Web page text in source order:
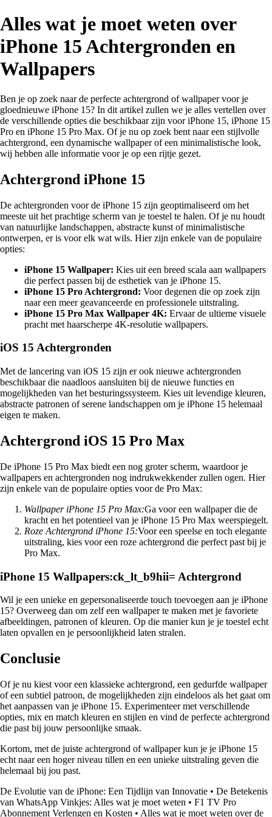
Alles wat je moet weten over
iPhone 15 Achtergronden en
Wallpapers
Ben je op zoek naar de perfecte achtergrond of wallpaper voor je
gloednieuwe iPhone 15? In dit artikel zullen we je alles vertellen over
de verschillende opties die beschikbaar zijn voor iPhone 15, iPhone 15
Pro en iPhone 15 Pro Max. Of je nu op zoek bent naar een stijlvolle
achtergrond, een dynamische wallpaper of een minimalistische look,
wij hebben alle informatie voor je op een rijtje gezet.
Achtergrond iPhone 15
De achtergronden voor de iPhone 15 zijn geoptimaliseerd om het
meeste uit het prachtige scherm van je toestel te halen. Of je nu houdt
van natuurlijke landschappen, abstracte kunst of minimalistische
ontwerpen, er is voor elk wat wils. Hier zijn enkele van de populaire
opties:
iPhone 15 Wallpaper: Kies uit een breed scala aan wallpapers
die perfect passen bij de esthetiek van je iPhone 15.
iPhone 15 Pro Achtergrond: Voor degenen die op zoek zijn
naar een meer geavanceerde en professionele uitstraling.
iPhone 15 Pro Max Wallpaper 4K: Ervaar de ultieme visuele
pracht met haarscherpe 4K-resolutie wallpapers.
iOS 15 Achtergronden
Met de lancering van iOS 15 zijn er ook nieuwe achtergronden
beschikbaar die naadloos aansluiten bij de nieuwe functies en
mogelijkheden van het besturingssysteem. Kies uit levendige kleuren,
abstracte patronen of serene landschappen om je iPhone 15 helemaal
eigen te maken.
Achtergrond iOS 15 Pro Max
De iPhone 15 Pro Max biedt een nog groter scherm, waardoor je
wallpapers en achtergronden nog indrukwekkender zullen ogen. Hier
zijn enkele van de populaire opties voor de Pro Max:
Wallpaper iPhone 15 Pro Max:Ga voor een wallpaper die de
kracht en het potentieel van je iPhone 15 Pro Max weerspiegelt.
Roze Achtergrond iPhone 15:Voor een speelse en toch elegante
uitstraling, kies voor een roze achtergrond die perfect past bij je
Pro Max.
iPhone 15 Wallpapers:ck_lt_b9hii= Achtergrond
Wil je een unieke en gepersonaliseerde touch toevoegen aan je iPhone
15? Overweeg dan om zelf een wallpaper te maken met je favoriete
afbeeldingen, patronen of kleuren. Op die manier kun je je toestel echt
laten opvallen en je persoonlijkheid laten stralen.
Conclusie
Of je nu kiest voor een klassieke achtergrond, een gedurfde wallpaper
of een subtiel patroon, de mogelijkheden zijn eindeloos als het gaat om
het aanpassen van je iPhone 15. Experimenteer met verschillende
opties, mix en match kleuren en stijlen en vind de perfecte achtergrond
die past bij jouw persoonlijke smaak.
Kortom, met de juiste achtergrond of wallpaper kun je je iPhone 15
echt naar een hoger niveau tillen en een unieke uitstraling geven die
helemaal bij jou past.
De Evolutie van de iPhone: Een Tijdlijn van Innovatie • De Betekenis
van WhatsApp Vinkjes: Alles wat je moet weten • F1 TV Pro
Abonnement Verlengen en Kosten • Alles wat je moet weten over de